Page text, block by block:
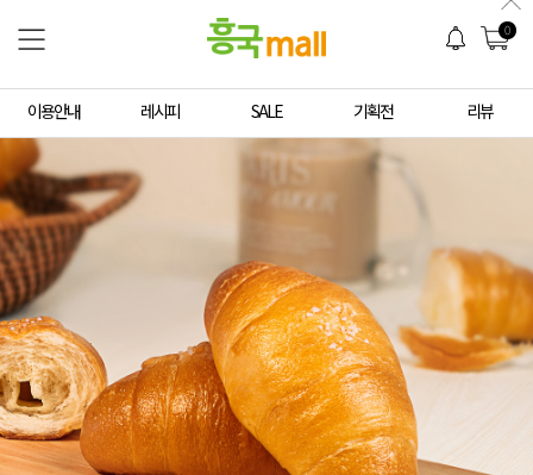
0
이용안내 레시피 SALE 기획전 리뷰